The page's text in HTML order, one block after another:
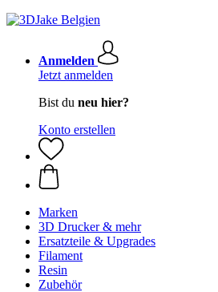
Anmelden
Jetzt anmelden
Bist du neu hier?
Konto erstellen
Marken
3D Drucker & mehr
Ersatzteile & Upgrades
Filament
Resin
Zubehör